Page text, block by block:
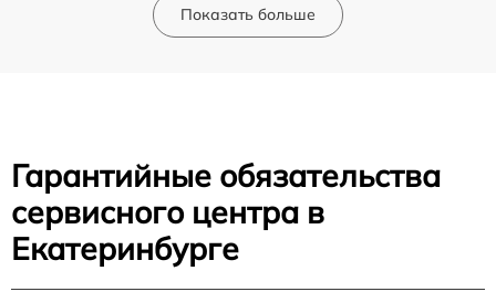
Показать больше
Гарантийные обязательства
сервисного центра в
Екатеринбурге